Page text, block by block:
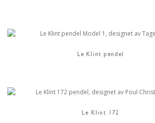
Le Klint pendel
Le Klint 172